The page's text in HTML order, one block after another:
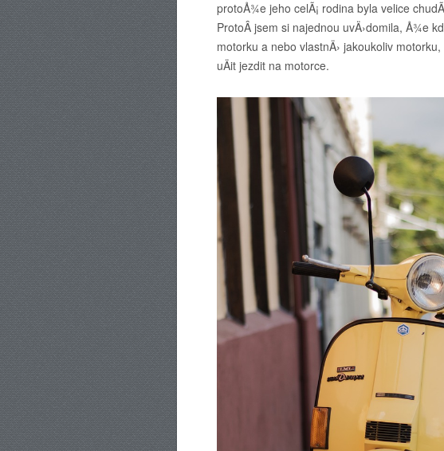
protoÅ¾e jeho celÃ¡ rodina byla velice
ProtoÂ jsem si najednou uvÄ›domila, Å¾e
motorku a nebo vlastnÄ› jakoukoliv
uÄit jezdit na motorce.